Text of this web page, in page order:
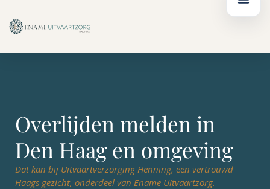
inhoud
naar
de
Overlijden melden in
Den Haag en omgeving
Dat kan bij Uitvaartverzorging Henning, een vertrouwd
Haags gezicht, onderdeel van Ename Uitvaartzorg.